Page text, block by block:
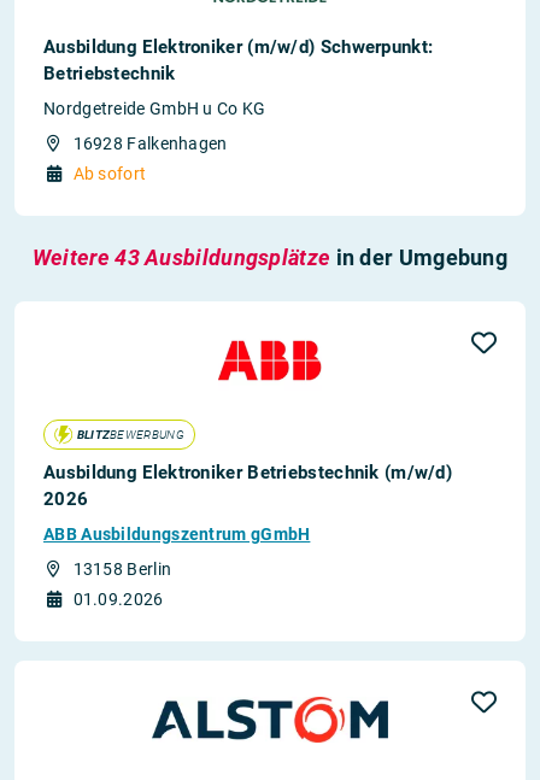
Ausbildung Elektroniker (m/w/d) Schwerpunkt:
Betriebstechnik
Nordgetreide GmbH u Co KG
16928 Falkenhagen
Ab sofort
Weitere 43 Ausbildungsplätze in der Umgebung
BLITZBEWERBUNG
Ausbildung Elektroniker Betriebstechnik (m/w/d)
2026
ABB Ausbildungszentrum gGmbH
13158 Berlin
01.09.2026